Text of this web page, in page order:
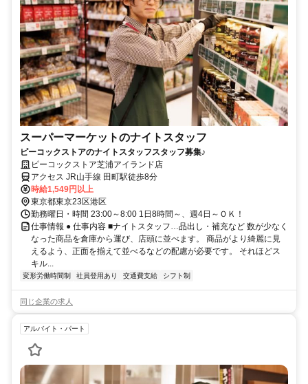
スーパーマーケットのナイトスタッフ
ピーコックストアのナイトスタッフスタッフ募集♪
ピーコックストア芝浦アイランド店
アクセス JR山手線 田町駅徒歩8分
時給1,549円以上
東京都東京23区港区
勤務曜日・時間 23:00～8:00 1日8時間～、週4日～ＯＫ！
仕事情報 ● 仕事内容 ■ナイトスタッフ…品出し・補充など 数が少なく
なった商品を倉庫から運び、店頭に並べます。 商品がより綺麗に見
えるよう、正面を揃えて並べるなどの配慮が必要です。 それほどス
キル...
変形労働時間制 社員登用あり 交通費支給 シフト制
同じ企業の求人
アルバイト・パート